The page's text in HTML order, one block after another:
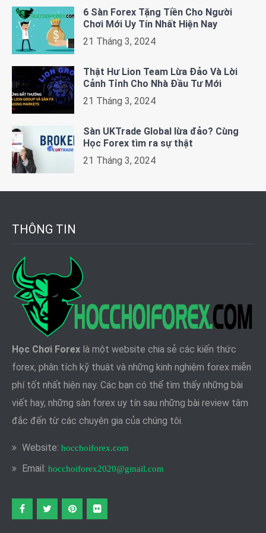
6 Sàn Forex Tặng Tiền Cho Người
Chơi Mới Uy Tín Nhất Hiện Nay
21 Tháng 3, 2024
Thật Hư Lion Team Lừa Đảo Và Lời
Cảnh Tỉnh Cho Nhà Đầu Tư Mới
21 Tháng 3, 2024
Sàn UKTrade Global lừa đảo? Cùng
Học Forex tìm ra sự thật
21 Tháng 3, 2024
THÔNG TIN
Học Chơi Forex là một website chia sẻ các kiến thức
forex, phân tích kỹ thuật và những kinh nghiệm forex miễn
phí tốt nhất hiện nay. Các bạn có thể tìm thấy những bài
viết hay, những sàn forex uy tín sau những bài review tâm
đắc đến từ các chuyên gia của chúng tôi.
Website: hocchoiforex.com
Email: hocchoiforex2020@gmail.com